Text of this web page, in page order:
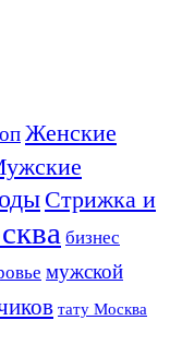
Женские
Стрижка и
бизнес
мужской
тату Москва